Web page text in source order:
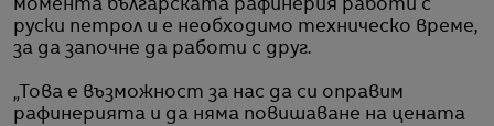
момента българската рафинерия работи с
руски петрол и е необходимо техническо време,
за да започне да работи с друг.
„Това е възможност за нас да си оправим
рафинерията и да няма повишаване на цената